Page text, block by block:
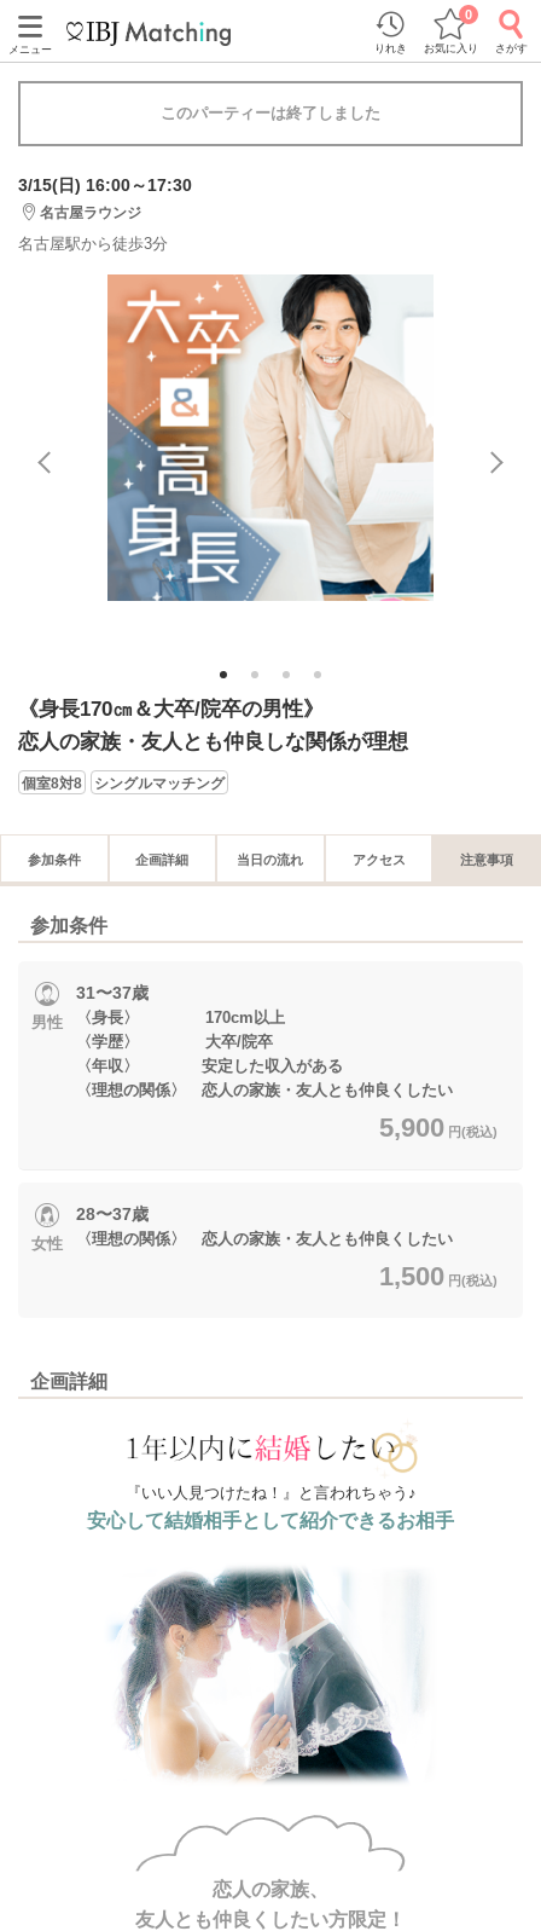
メニュー りれき お気に入り
0
さがす
このパーティーは終了しました
3/15(日) 16:00～17:30
名古屋ラウンジ
名古屋駅から徒歩3分
1 2 3 4
《身長170㎝＆大卒/院卒の男性》
恋人の家族・友人とも仲良しな関係が理想
個室8対8 シングルマッチング
参加条件 企画詳細 当日の流れ アクセス 注意事項
参加条件
男性
31〜37歳
〈身長〉 170cm以上
〈学歴〉 大卒/院卒
〈年収〉 安定した収入がある
〈理想の関係〉 恋人の家族・友人とも仲良くしたい
5,900 円(税込)
女性
28〜37歳
〈理想の関係〉 恋人の家族・友人とも仲良くしたい
1,500 円(税込)
企画詳細
『いい人見つけたね！』と言われちゃう♪
安心して結婚相手として紹介できるお相手
恋人の家族、
友人とも仲良くしたい方限定！